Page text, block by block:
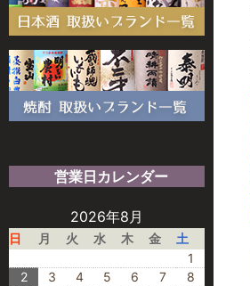
営業日カレンダー
2026年8月
日 月 火 水 木 金
土
1
2
3 4 5 6 7
8